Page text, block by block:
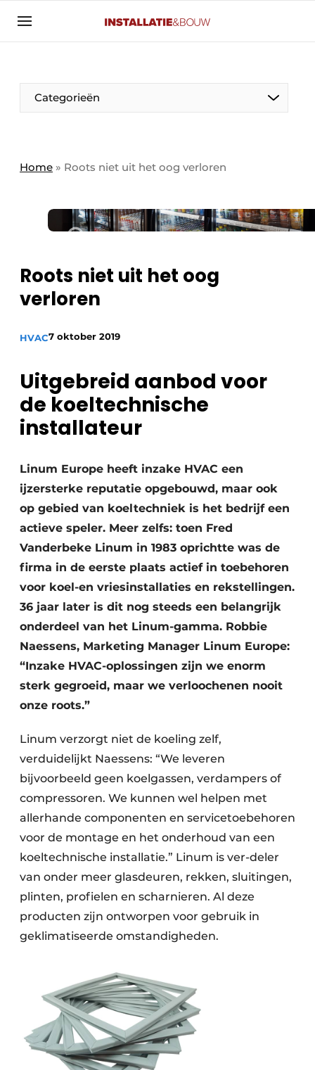
Aanmelden
Banner overzicht
BedrijvenAanmeldenBedankt voor de aanmelding
Contact
Home
Meest gelezen
Podcasts
Privacy / Cookie statement
Vacature aanmelden
Video’s
Categorieën
Panelgesprek
Solar
HVAC
Sanitair
Binnenklimaat
Brandbeveiliging
Ventilatie
Warmtepompen
Home » Roots niet uit het oog verloren
Roots niet uit het oog
verloren
HVAC7 oktober 2019
Uitgebreid aanbod voor
de koeltechnische
installateur
Linum Europe heeft inzake HVAC een
ijzersterke reputatie opgebouwd, maar ook
op gebied van koeltechniek is het bedrijf een
actieve speler. Meer zelfs: toen Fred
Vanderbeke Linum in 1983 oprichtte was de
firma in de eerste plaats actief in toebehoren
voor koel-en vriesinstallaties en rekstellingen.
36 jaar later is dit nog steeds een belangrijk
onderdeel van het Linum-gamma. Robbie
Naessens, Marketing Manager Linum Europe:
“Inzake HVAC-oplossingen zijn we enorm
sterk gegroeid, maar we verloochenen nooit
onze roots.”
Linum verzorgt niet de koeling zelf,
verduidelijkt Naessens: “We leveren
bijvoorbeeld geen koelgassen, verdampers of
compressoren. We kunnen wel helpen met
allerhande componenten en servicetoebehoren
voor de montage en het onderhoud van een
koeltechnische installatie.” Linum is ver-deler
van onder meer glasdeuren, rekken, sluitingen,
plinten, profielen en scharnieren. Al deze
producten zijn ontworpen voor gebruik in
geklimatiseerde omstandigheden.